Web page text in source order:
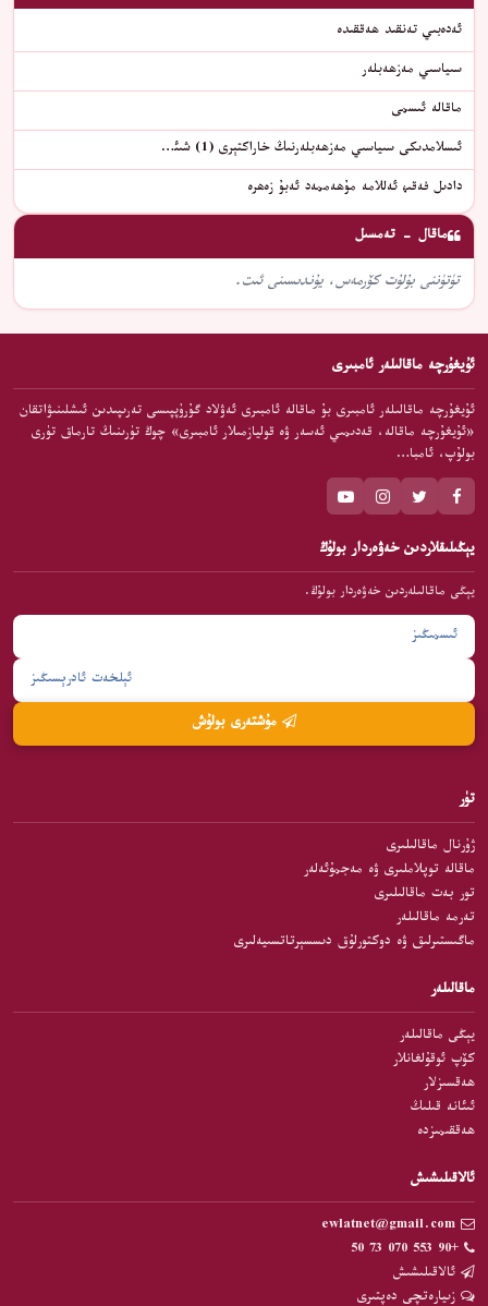
ئەدەبىي تەنقىد ھەققىدە
سىياسىي مەزھەبلەر
ماقالە ئىسمى
ئىسلامدىكى سىياسىي مەزھەبلەرنىڭ خاراكتېرى (1) شىئ…
دادىل فەقىھ ئەللامە مۇھەممەد ئەبۇ زەھرە
ماقال - تەمسىل
تۈتۈننى بۇلۇت كۆرمەس، يۇندىسىنى ئىت.
ئۇيغۇرچە ماقالىلەر ئامبىرى
ئۇيغۇرچە ماقالىلەر ئامبىرى بۇ ماقالە ئامبىرى ئەۋلاد گۇرۇپپىسى تەرىپىدىن ئىشلىنىۋاتقان
«ئۇيغۇرچە ماقالە، قەدىمىي ئەسەر ۋە قوليازمىلار ئامبىرى» چوڭ تۈرىنىڭ تارماق تۈرى
بولۇپ، ئامبا…
يېڭىلىقلاردىن خەۋەردار بولۇڭ
يېڭى ماقالىلەردىن خەۋەردار بولۇڭ.
تۈر
ژۇرنال ماقالىلىرى
ماقالە توپلاملىرى ۋە مەجمۇئەلەر
تور بەت ماقالىلىرى
تەرمە ماقالىلەر
ماگىستىرلىق ۋە دوكتورلۇق دىسسېرتاتسىيەلىرى
ماقالىلەر
يېڭى ماقالىلەر
كۆپ ئوقۇلغانلار
ھەقسىزلار
ئىئانە قىلىڭ
ھەققىمىزدە
ئالاقىلىشىش
+90 553 070 73 50
ئالاقىلىشىش
زىيارەتچى دەپتىرى